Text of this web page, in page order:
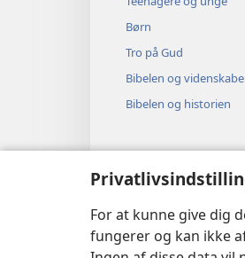
For at kunne give dig
fungerer og kan ikke
Børn
Tro på Gud
Bibelen og
Bibelen og historien